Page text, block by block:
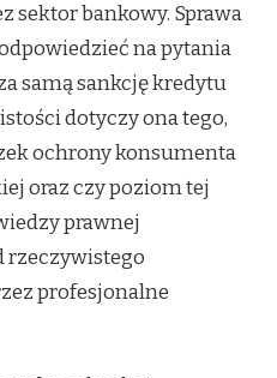
sektor bankowy. Sprawa
na pytania
samą sankcję kredytu
dotyczy ona tego,
ochrony konsumenta
oraz czy poziom tej
prawnej
rzeczywistego
profesjonalne